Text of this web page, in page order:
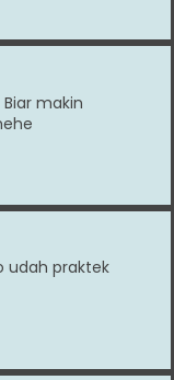
makin
udah praktek